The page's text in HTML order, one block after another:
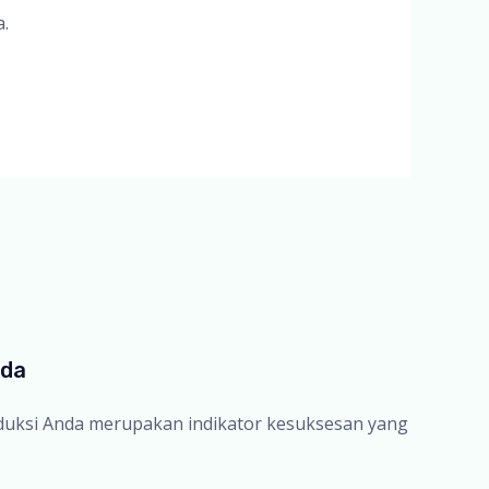
Anda merupakan indikator kesuksesan yang